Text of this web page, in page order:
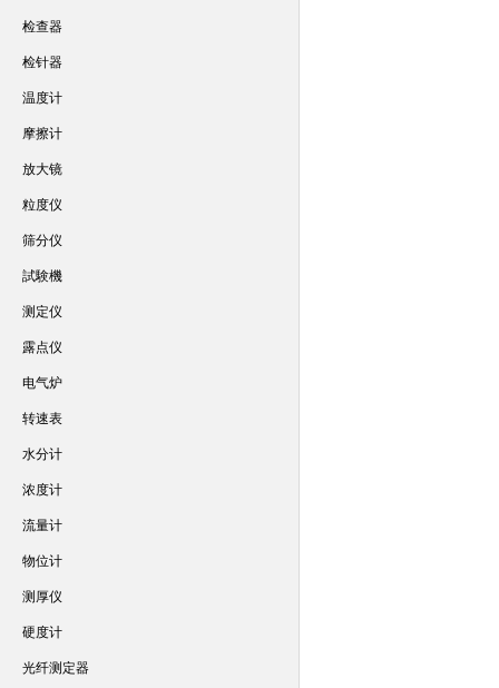
检查器
检针器
温度计
摩擦计
放大镜
粒度仪
筛分仪
試験機
测定仪
露点仪
电气炉
转速表
水分计
浓度计
流量计
物位计
测厚仪
硬度计
光纤测定器